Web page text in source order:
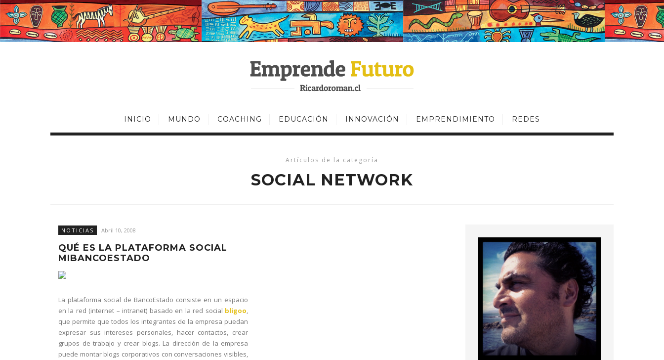
INICIO MUNDO COACHING EDUCACIÓN INNOVACIÓN EMPRENDIMIENTO REDES
Artículos de la categoría
SOCIAL NETWORK
NOTICIAS Abril 10, 2008
QUÉ ES LA PLATAFORMA SOCIAL
MIBANCOESTADO
La plataforma social de BancoEstado consiste en un espacio
en la red (internet – intranet) basado en la red social bligoo,
que permite que todos los integrantes de la empresa puedan
expresar sus intereses personales, hacer contactos, crear
grupos de trabajo y crear blogs. La dirección de la empresa
puede montar blogs corporativos con conversaciones visibles,